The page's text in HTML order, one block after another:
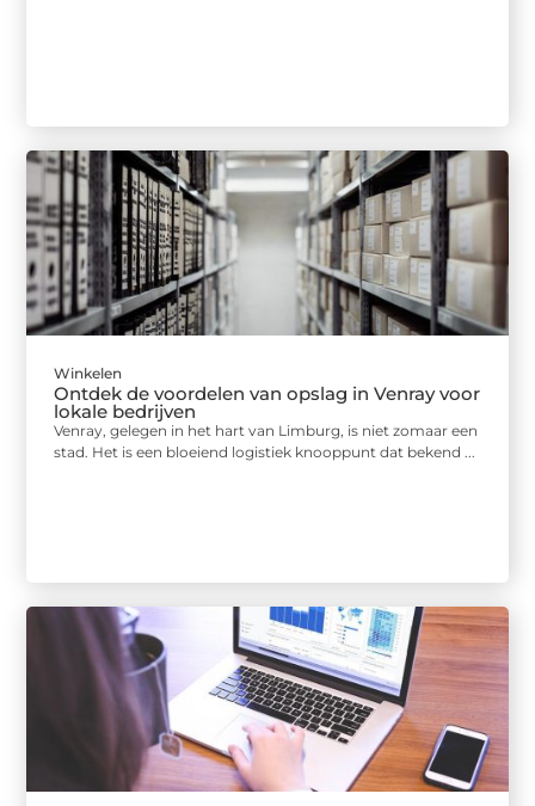
Winkelen
Ontdek de voordelen van opslag in Venray voor
lokale bedrijven
Venray, gelegen in het hart van Limburg, is niet zomaar een
stad. Het is een bloeiend logistiek knooppunt dat bekend ...